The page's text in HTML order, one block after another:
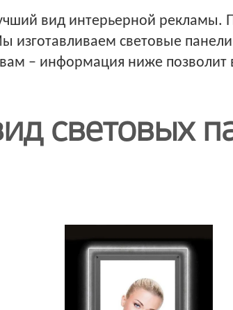
вид интерьерной
световые
вам – информация ниже
световых